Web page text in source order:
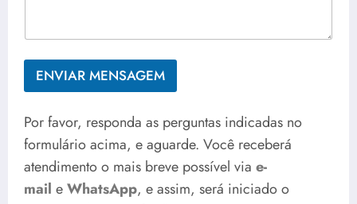
ENVIAR MENSAGEM
Por favor, responda as perguntas indicadas no
formulário acima, e aguarde. Você receberá
atendimento o mais breve possível via e-
mail eWhatsApp, e assim, será iniciado o